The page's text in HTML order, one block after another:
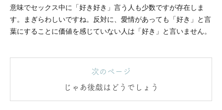
意味でセックス中に「好き好き」言う人も少数ですが存在しま
す。まぎらわしいですね。反対に、愛情があっても「好き」と言
葉にすることに価値を感じていない人は「好き」と言いません。
次のページ
じゃあ後戯はどうでしょう